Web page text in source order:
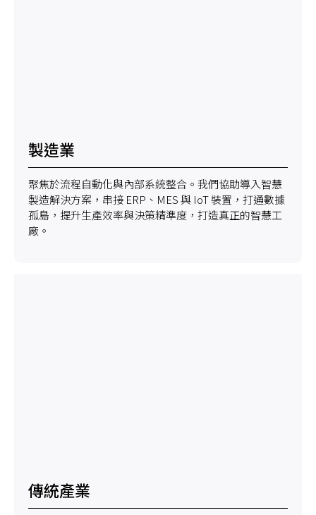
製造業
聚焦於流程自動化與內部系統整合。我們協助導入智慧
製造解決方案，串接 ERP、MES 與 IoT 裝置，打通數據
孤島，提升生產效率與決策精準度，打造真正的智慧工
廠。
傳統產業